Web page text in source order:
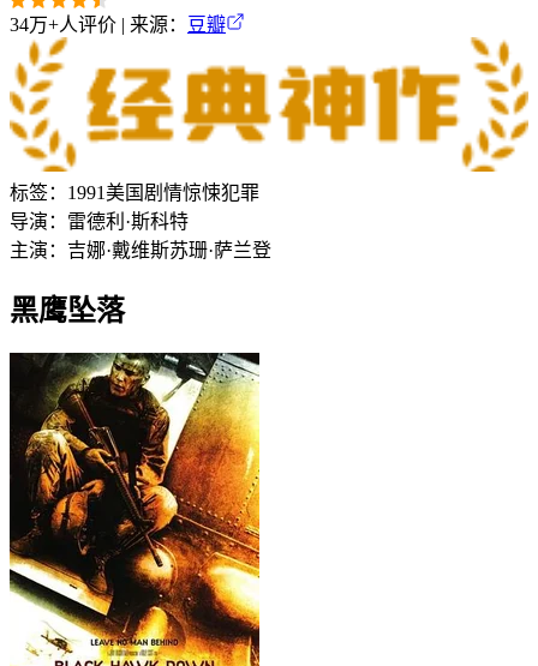
34万+人评价 | 来源： 豆瓣
标签： 1991美国 剧情惊悚犯罪
导演： 雷德利·斯科特
主演： 吉娜·戴维斯苏珊·萨兰登
黑鹰坠落